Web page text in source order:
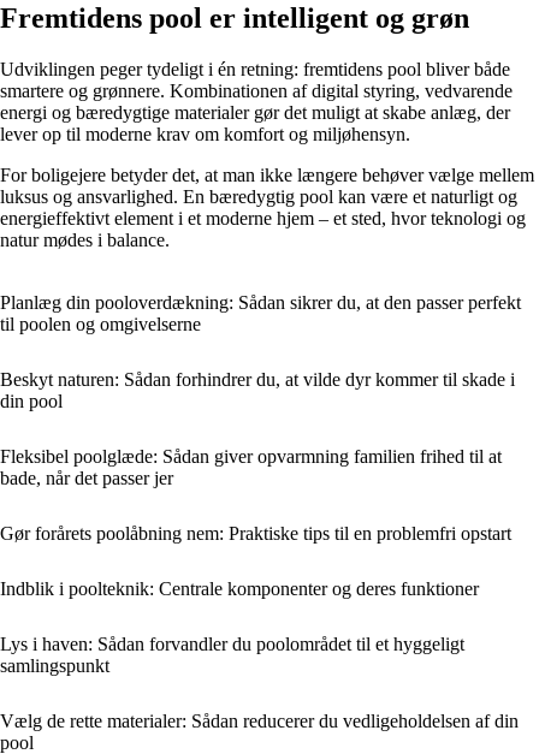
Fremtidens pool er intelligent og grøn
Udviklingen peger tydeligt i én retning: fremtidens pool bliver både
smartere og grønnere. Kombinationen af digital styring, vedvarende
energi og bæredygtige materialer gør det muligt at skabe anlæg, der
lever op til moderne krav om komfort og miljøhensyn.
For boligejere betyder det, at man ikke længere behøver vælge mellem
luksus og ansvarlighed. En bæredygtig pool kan være et naturligt og
energieffektivt element i et moderne hjem – et sted, hvor teknologi og
natur mødes i balance.
Planlæg din pooloverdækning: Sådan sikrer du, at den passer perfekt
til poolen og omgivelserne
Beskyt naturen: Sådan forhindrer du, at vilde dyr kommer til skade i
din pool
Fleksibel poolglæde: Sådan giver opvarmning familien frihed til at
bade, når det passer jer
Gør forårets poolåbning nem: Praktiske tips til en problemfri opstart
Indblik i poolteknik: Centrale komponenter og deres funktioner
Lys i haven: Sådan forvandler du poolområdet til et hyggeligt
samlingspunkt
Vælg de rette materialer: Sådan reducerer du vedligeholdelsen af din
pool